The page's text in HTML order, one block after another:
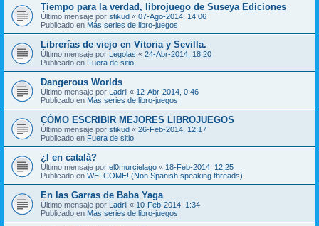
Tiempo para la verdad, librojuego de Suseya Ediciones
Último mensaje por stikud « 07-Ago-2014, 14:06
Publicado en Más series de libro-juegos
Librerías de viejo en Vitoria y Sevilla.
Último mensaje por Legolas « 24-Abr-2014, 18:20
Publicado en Fuera de sitio
Dangerous Worlds
Último mensaje por Ladril « 12-Abr-2014, 0:46
Publicado en Más series de libro-juegos
CÓMO ESCRIBIR MEJORES LIBROJUEGOS
Último mensaje por stikud « 26-Feb-2014, 12:17
Publicado en Fuera de sitio
¿I en català?
Último mensaje por el0murcielago « 18-Feb-2014, 12:25
Publicado en WELCOME! (Non Spanish speaking threads)
En las Garras de Baba Yaga
Último mensaje por Ladril « 10-Feb-2014, 1:34
Publicado en Más series de libro-juegos